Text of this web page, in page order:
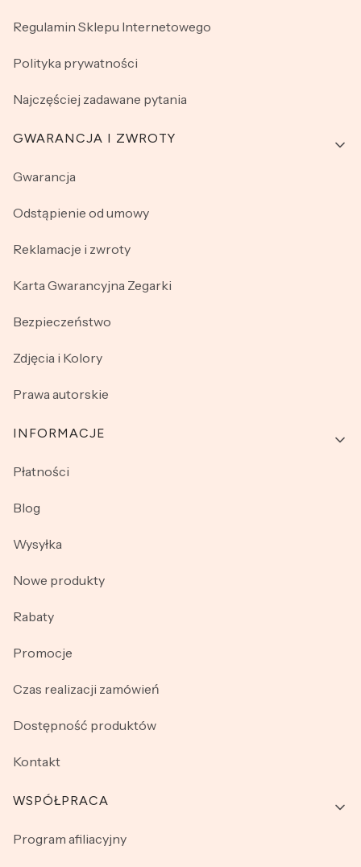
Regulamin Sklepu Internetowego
Polityka prywatności
Najczęściej zadawane pytania
GWARANCJA I ZWROTY
Gwarancja
Odstąpienie od umowy
Reklamacje i zwroty
Karta Gwarancyjna Zegarki
Bezpieczeństwo
Zdjęcia i Kolory
Prawa autorskie
INFORMACJE
Płatności
Blog
Wysyłka
Nowe produkty
Rabaty
Promocje
Czas realizacji zamówień
Dostępność produktów
Kontakt
WSPÓŁPRACA
Program afiliacyjny